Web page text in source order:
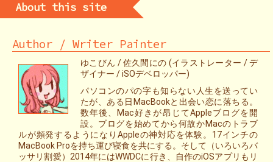
About this site
Author / Writer Painter
ゆこびん / 佐久間にの (イラストレーター / デ
ザイナー / iSOデベロッパー)
パソコンのパの字も知らない人生を送ってい
たが、ある日MacBookと出会い恋に落ちる。
数年後、Mac好きが昂じてAppleブログを開
設。ブログを始めてから何故かMacのトラブ
ルが頻発するようになりAppleの神対応を体験。17インチの
MacBook Proを持ち運び寝食を共にする。そして（いろいろバ
ッサリ割愛）2014年にはWWDCに行き、自作のiOSアプリもリ